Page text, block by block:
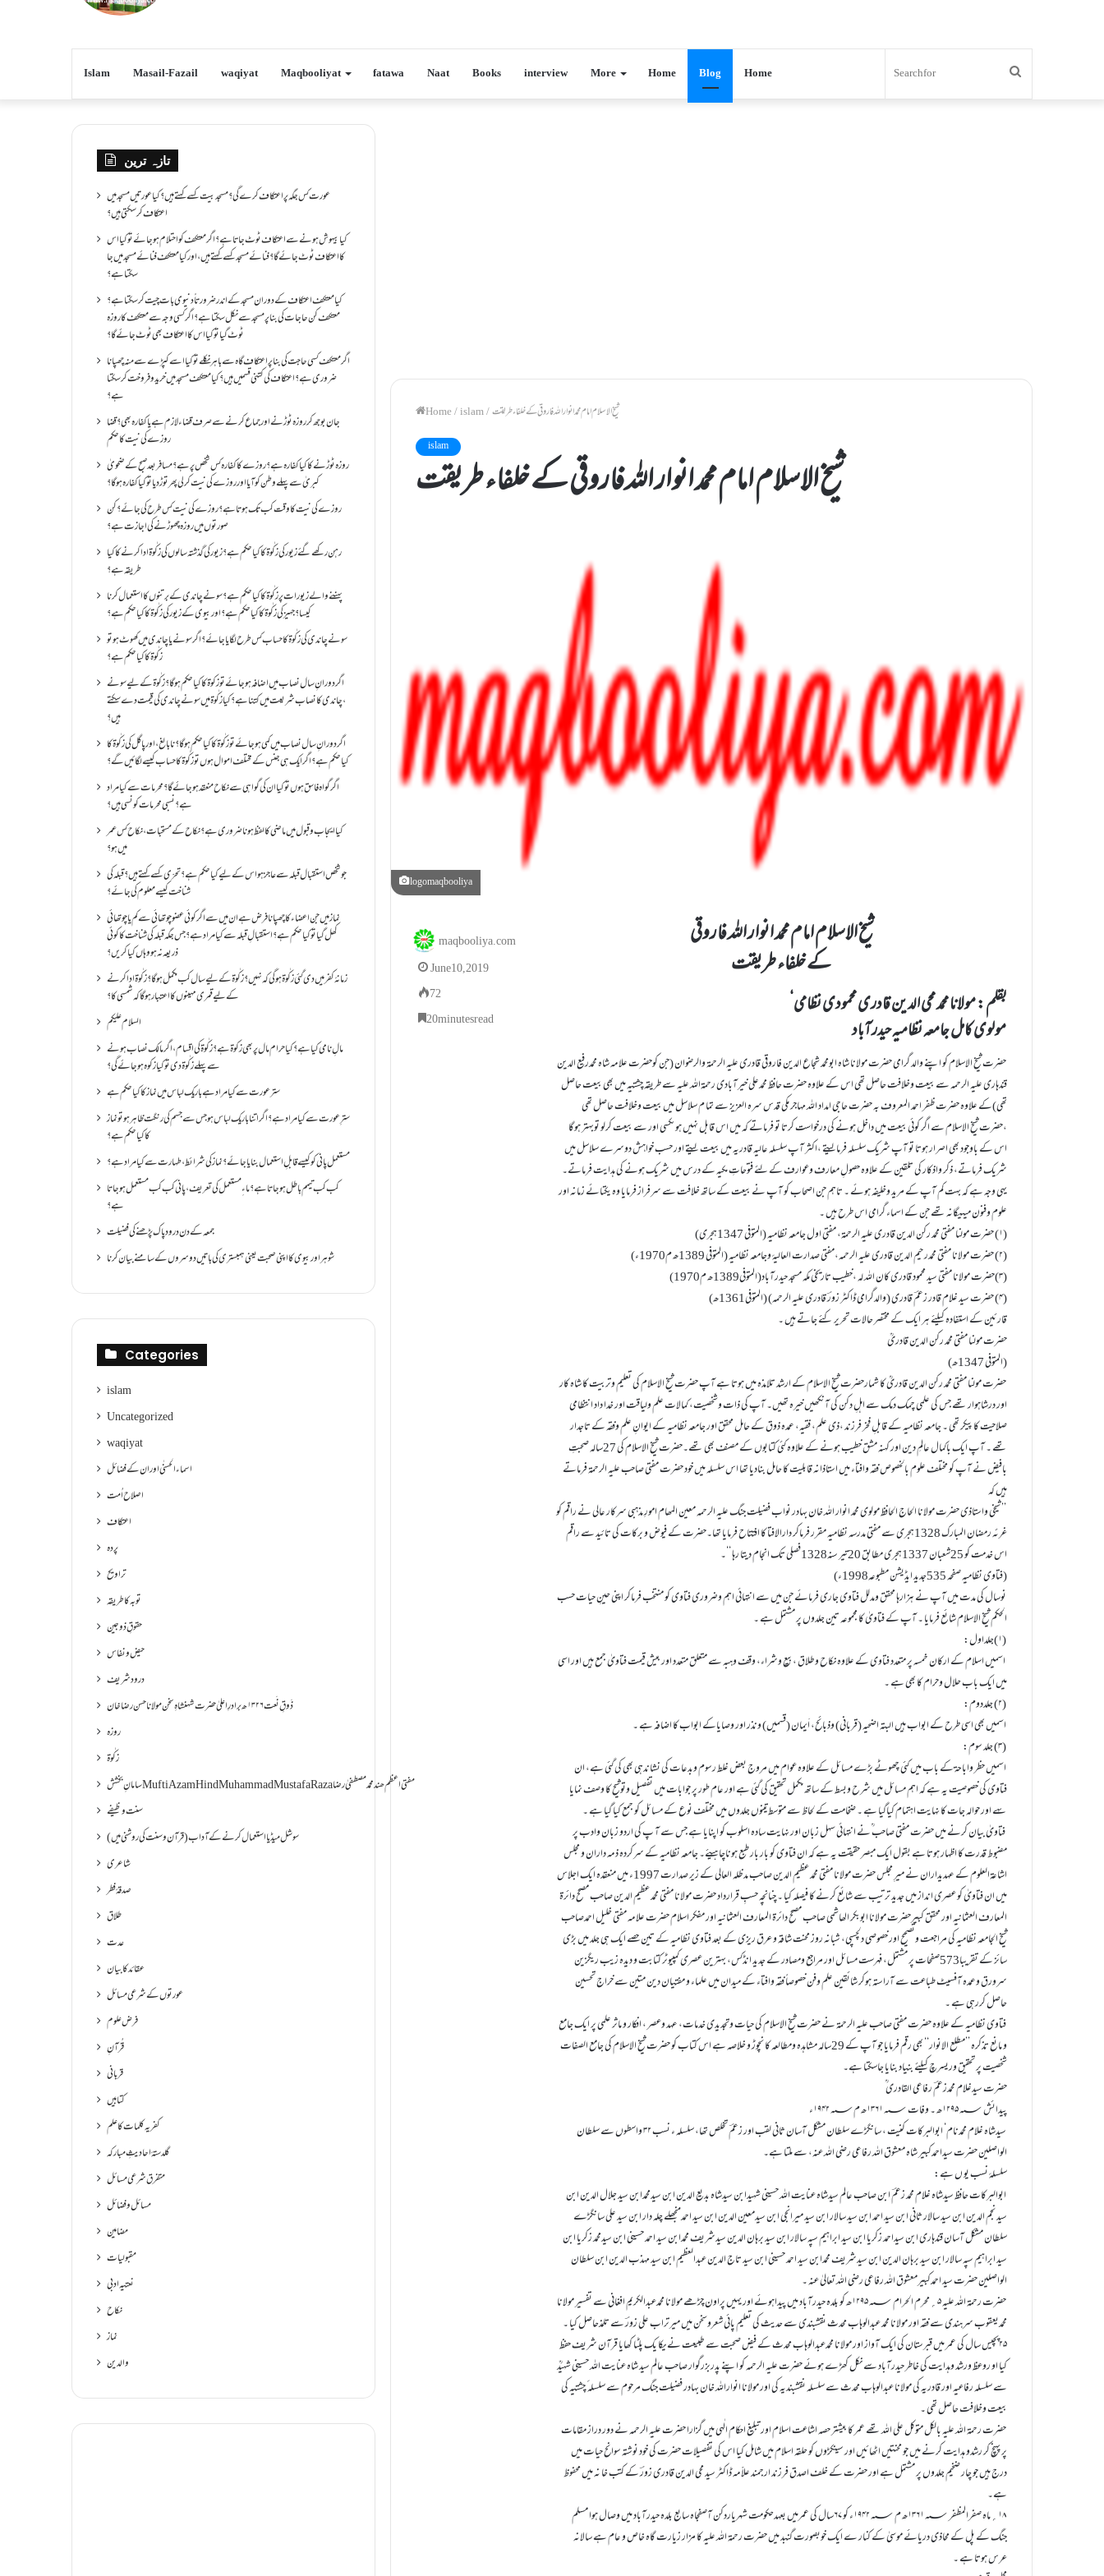
Islam Masail-Fazail waqiyat Maqbooliyat fatawa Naat Books interview More Home Blog Home
Home/islam/شیخ الاسلام امام محمد انوار اللہ فاروقی کے خلفاء طریقت
islam
شیخ الاسلام امام محمد انوار اللہ فاروقی کے خلفاء طریقت
logomaqbooliya
شیخ الاسلام امام محمد انوار اللہ فاروقی
کے خلفاء طریقت
بقلم : مولانا محمد محی الدین قادری محمودی نظامی‘
مولوی کامل جامعہ نظامیہ حیدرآباد
حضرت شیخ الاسلام کو اپنے والد گرامی حضرت مولانا شاہ ابومحمد شجاع الدین فاروقی قادری علیہ الرحمۃ والرضوان (جن کوحضرت علامہ شاہ محمدرفیع الدین
قندہاری علیہ الرحمہ سے بیعت وخلافت حاصل تھی اس کے علاوہ حضرت حافظ محمدعلی خیرآبادی رحمۃاللہ علیہ سے طریقہ چشتیہ میں بھی بیعت حاصل
تھی)کے علاوہ حضرت ظفر احمد المعروف بہ حضرت حاجی امداد اللہ مہاجر مکی قدس سرہ العزیز سے تما م سلاسل میں بیعت وخلافت حاصل تھی
،حضرت شیخ الاسلام سے اگر کوئی بیعت میں داخل ہونے کی درخواست کرتا تو فرماتے کہ میں اس قابل نہیں ہوںکسی اور سے بیعت کرلو توبہتر ہوگا
اس کے باوجود بھی اصرار ہوتا تو آپ شریک سلسلہ فرمالیتے ،اکثر آپ سلسلہ عالیہ قادریہ میں بیعت لیتے اور حسب خواہش دوسرے سلاسل میں
شریک فرماتے، ذکر واذکار کی تلقین کے علاوہ حصولِ معارف وعوارف کے لئے فتوحاتِ مکیہ کے درس میں شریک ہونے کی ہدایت فرماتے۔
یہی وجہ ہے کہ بہت کم آپ کے مرید وخلیفہ ہوئے ۔ تاہم جن اصحاب کو آپ نے بیعت کے ساتھ خلافت سے سرفراز فرمایا وہ یکتائے زمانہ اور
علوم وفنون میںیگانہ تھے جن کے اسماء گرامی اس طرح ہیں ۔
(۱) حضرت مولنا مفتی محمد رکن الدین قادری علیہ الرحمۃ، مفتی اول جامعہ نظامیہ (المتوفی 1347ہجری)
(۲) حضرت مولانا مفتی محمدرحیم الدین قادری علیہ الرحمہ،مفتی صدارت العالیۂ وجامعہ نظامیہ (المتوفی 1389ھ م1970ء)
(۳)حضرت مولانا مفتی سید محمود قادری کان اللہ لہ ،خطیب تاریخی مکہ مسجد حیدرآباد(المتوفی1389ھ م1970)
(۴) حضرت سید غلام قادر زعمؔ قادری (والدگرامی ڈاکٹر زورؔ قادری علیہ الرحمہ) (المتوفی1361ھ)
قارئین کے استفادہ کیلئے ہر ایک کے مختصر حالات تحریر کئے جاتے ہیں ۔
حضرت مولنا مفتی محمد رکن الدین قادریؒ
(المتوفی 1347ھ)
حضرت مولنا مفتی محمد رکن الدین قادریؒ کا شمارحضرت شیخ الاسلام کے ارشد تلامذہ میں ہوتا ہے آپ حضرت شیخ الاسلام کی تعلیم وتربیت کا شاہ کار
اور درشاہوار تھے جس کی علمی چمک دمک سے اہلِ دکن کی آنکھیں خیرہ تھیں۔ آپ کی ذات وشخصیت، کمالات علم ولیاقت اور خدا داد انتظامی
صلاحیت کا پیکر تھی ۔ جامعہ نظامیہ کے قابلِ فخر فرزند ،ذی علم، فقیہ، عمدہ ذوق کے حامل محقق اور جامعہ نظامیہ کے ایوانِ علم وفقہ کے تاجدار
تھے ۔ آپ ایک باکمال عالمِ دین اور کہنہ مشق خطیب ہونے کے علاوہ کئی کتابوں کے مصنف بھی تھے۔حضرت شیخ الاسلام کی 27سالہ صحبتِ
بافیض نے آپ کو مختلف علوم بالخصوص فقہ وافتاء میں استاذانہ قابلیت کا حامل بنادیا تھا اس سلسلہ میں خود حضرت مفتی صاحب علیہ الرحمۃ فرماتے
ہیں کہ
’’ شیخی واستاذی حضرت مولانا الحاج الحافظ مولوی محمد انوار اللہ خان بہادر نواب فضیلت جنگ علیہ الرحمہ معین المھام امورِ مذہبی سرکار عالی نے راقم کو
غرئہ رمضان المبارک 1328ہجری سے مفتی مدرسہ نظامیہ مقرر فرماکر دارالافتا کا افتتاح فرمایا تھا۔حضرت کے فیوض و برکات کی تائید سے راقم
اس خدمت کو 25شعبان 1337ہجری مطابق 20تیر سنہ1328فصلی تک انجام دیتا رہا ‘‘۔
(فتاوی نظامیہ صفحہ 535جدید ایڈیشن مطبوعہ1998ء)
نوسال کی مدت میں آپ نے ہزارہا محقق ومدلل فتاوی جاری فرمائے جن میں سے انتہائی اہم وضروری فتاوی کو منتخب فرماکر اپنی حینِ حیات حسب
الحکم شیخ الاسلام شائع فرمایا ۔ آپ کے فتاویٰ کا مجموعہ تین جلدوں پر مشتمل ہے ۔
(۱)جلداول:
اسمیں اسلام کے ارکان خمسہ پر متعدد فتاوی کے علاوہ نکاح وطلاق ،بیع وشراء، وقف وہبہ سے متعلق متعدد اور بیش قیمت فتاویٰ جمع ہیں اور اسی
میں ایک باب حلال وحرام کا بھی ہے ۔
(۲) جلددوم:
اسمیں بھی اسی طرح کے ابواب ہیں البتہ اضحیہ (قربانی) وذبائح، اَیمان (قسمیں) ونذر اور وصایاکے ابواب کا اضافہ ہے ۔
(۳) جلد سوم:
اسمیں حظر واباحۃ کے باب میں کئی چھوٹے بڑے مسائل کے علاوہ عوام میں مروج بعض غلط رسوم وبدعات کی نشاندہی بھی کی گئی ہے، ان
فتاوی کی خصوصیت یہ ہے کہ اہم مسائل میں شرح وبسط کے ساتھ مکمل تحقیق کی گئی ہے اور عام طور پر جوابات میں تفصیل وتوشیح کا وصف نمایا
ںہے اور حوالہ جات کا نہایت اہتمام کیاگیا ہے ۔ ضخامت کے لحاظ سے متوسط تینوں جلدوں میں مختلف نوع کے مسائل کو جمع کیا گیا ہے ۔
فتاویٰ بیان کرنے میں حضرت مفتی صاحب ؒنے انتہائی سہل زبان اور نہایت سادہ اسلوب کو اپنایا ہے جس سے آ پ کی اردو زبان وادب پر
مضبوط قدرت کا اظہار ہوتا ہے بقول ایک مبصر حقیقت یہ ہے کہ ان فتاوی کو بار بار طبع ہوناچاہیئے۔ جامعہ نظامیہ کے سرکردہ ذمہ داران و مجلس
اشاعۃالعلوم کے عہدیداران نے میرِ مجلس حضرت مولانا مفتی محمد عظیم الدین صاحب مدظلہ العالی کے زیر صدارت 1997ء میں منعقدہ ایک اجلاس
میں ان فتاویٰ کو عصری انداز میں جدید ترتیب سے شائع کرنے کا فیصلہ کیا ۔ چنانچہ حسبِ قرارداد حضرت مولانا مفتی محمد عظیم الدین صاحب مصحح دائرۃ
المعارف العثمانیہ اور محقق کبیرحضرت مولانا ابوبکر الھاشمی صاحب مصحح دائرۃ المعارف العثمانیہ اور مفکر اسلام حضرت علامہ مفتی خلیل احمدصاحب
شیخ الجامعہ نظامیہ کی مراجعت وتصحیح اور خصوصی دلچسپی، شبانہ روز محنت شاقہ و عرق ریزی کے بعد فتاوی نظامیہ کے تین حصے ایک ہی جلد میں بڑی
سائز کے تقریبا573صفحات پر مشتمل، فہرست مسائل اور مراجع ومصادر کے جدید انڈکس، بہترین عصری کمپیوٹر کتابت و دیدہ زیب ریگزین
سرورق وعمدہ آفسیٹ طباعت سے آراستہ ہوکر شائقین علم وفن خصوصاً فقہ وافتاء کے میدان میں علماء و مفتیان دین متین سے خراج تحسین
حاصل کررہی ہے ۔
فتاوی نظامیہ کے علاوہ حضرت مفتی صاحب علیہ الرحمۃ نے حضرت شیخ الاسلام کی حیات وتجدیدی خدمات، عہد وعصر ، افکار و ماثر علمی پر ایک جامع
و مانع تذکرہ ’’مطلع الانوار‘‘ بھی رقم فرمایا جو آپ کے 29سالہ مشاہدہ ومطالعہ کا نچوڑ و خلاصہ ہے اس کتاب کو حضرت شیخ الاسلام کی جامع الصفات
شخصیت پر تحقیق وریسرچ کیلئے بنیاد بنایا جاسکتا ہے۔
حضرت سیدغلام محمدزعمؔ رفاعی القادری ؒ
پیدائش ۱۲۹۵؁ھ ۔ وفات ۱۳۶۱؁ھ م۱۹۴۲؁ء
سیدشاہ غلام محمدنام‘ ابوالبرکات کنیت ، سانگڑے سلطان مشکل آسان ثانی لقب اور زعمؔ تخلص تھا، سلسلہ ء نسب ۳۲ واسطوں سے سلطان
الواصلین حضرت سیداحمدکبیر شاہ معشوق اللہ رفاعی رضی اللہ عنہ، سے ملتا ہے۔
سلسلۂ نسب یو ں ہے:
ابوالبرکات حافظ سیدشاہ غلام محمد زعمؔ ابن صاحب عالم سیدشاہ عنایت اللہ حسینی شہیدابن سیدشاہ بدیع الدین ابن سیدمحمدابن سید جلال الدین ابن
سید نجم الدین ابن سید سالار ثانی ابن سید احمد ابن سید سالار ابن سید میرانجی ابن سیدمعین الدین ابن سید احمدمنجھلے چلہ دار ابن سید علی سانگڑے
سلطان مشکل آسان قندہاری ابن سیداحمد زکریا ابن سید ابراہیم سپہ سالار ابن سید برہان الدین سیدشریف محمدابن سید احمد حسینی ابن سیدمحمد زکریا ابن
سید ابراہیم سپہ سالار ابن سید برہان الدین ابن سیدشریف محمدابن سید احمد حسینی ابن سید تاج الدین عبدالعظیم ابن سید مہذب الدین ابن سلطان
الواصلین حضرت سید احمدکبیرمعشوق اللہ رفاعی رضی اللہ تعالیٰ عنہ ۔
حضرت رحمۃ اللہ علیہ ۵؍محرم الحرام ۱۲۹۵؁ھ کو بلدہ حیدرآباد میں پیداہوئے اور یہیں پراون چڑھے مولانا محمدعبدالکریم افغانی سے تفسیر مولانا
محمدیعقوب سرہندی سے فقہ اور مولانا محمد عبدالوہاب محدث نقشبندی سے حدیث کی تعلیم پائی شعروسخن میں میرتراب علی زورؔ سے تلمذحاصل کیا ۔
۲۵پچیس سال کی عمر میں قبرستان کی ایک آواز اور مولانا محمدعبدالوہاب محدث کے فیض صحبت سے طبیعت نے یکا یک پلٹا کھایا قرآن شریف حفظ
کیا او روعظ ورشد وہدایت کی خاطر حیدرآباد سے نکل کھڑے ہوئے حضرت علیہ الرحمہ کو اپنے پدربزرگوار صاحب عالم سید شاہ عنایت اللہ حسینی شہیدؒ
سے سلسلہ رفاعیہ اور قادریہ کی مولانا عبدالوہاب محدث سے سلسلہ نقشبندیہ کی اور مولانا انواراللہ خان بہادر فضیلت جنگ مرحوم سے سلسلہ ٔ چشتیہ کی
بیعت وخلافت حاصل تھی ۔
حضرت رحمۃ اللہ علیہ بالکل متوکل علی اللہ تھے عمر کا بیشتر حصہ اشاعت اسلام اور تبلیغ احکام الٰہی میں گزارا حضرت علیہ الرحمہ نے دور دراز مقامات
پر پہنچ کر رشدو ہدایت کرنے میں جو محنتیں اٹھائیں اور سینکڑوں کو حلقہ اسلام میں شامل کیا اس کی تفصیلات حضرت کی خود نوشتہ سوانح حیات میں
درج ہیں جو چار ضخیم جلدوں پر مشتمل ہے اور حضرت کے خلف اصدق فرزند ارجمند علاّمہ ڈاکٹر سید محی الدین قادری زورؔ کے کتب خا نہ میں محفوظ
ہے۔
۱۸؍ماہ صفرالمظفر ۱۳۶۱؁ھ م ۱۹۴۲؁ء کو ۶۷سال کی عمرمیں بعہدحکومت شہریاردکن آصفجاہ سابع بلدہ حیدرآباد میں وصال ہوا مسلم
جنگ کے پل کے محاذی دریائے موسیٰ کے کنار ے ایک خوبصورت گنبد میں حضرت رحمۃ اللہ علیہ کا مزار زیارت گاہ خاص و عام ہے سالانہ
عرس ہوتا ہے ۔
maqbooliya.com
June 10, 2019
72
20 minutes read
تازہ ترین
عورت کس جگہ پر اعتکاف کرے گی؟مسجد بیت کسے کہتے ہیں؟کیا عورتیں مسجد میں
اعتکاف کر سکتی ہیں؟
کیا بیہوش ہونے سے اعتکاف ٹوٹ جاتا ہے؟ اگر معتکف کو احتلام ہو جائے تو کیا اس
کا اعتکاف ٹوٹ جائے گا؟فنائے مسجد کسے کہتے ہیں ، اور کیا معتکف فنائے مسجد میں جا
سکتا ہے؟
کیا معتکف اعتکاف کے دوران مسجد کے اندر ضرورتاً دنیوی بات چیت کر سکتا ہے؟
معتکف کن حاجات کی بنا پر مسجد سے نکل سکتا ہے؟ اگر کسی وجہ سے معتکف کا روزہ
ٹوٹ گیا تو کیا اس کا اعتکاف بھی ٹوٹ جائے گا؟
اگر معتکف کسی حاجت کی بنا پر اعتکاف گاہ سے باہر نکلے تو کیا اسے کپڑے سے منہ چھپانا
ضروری ہے؟اعتکاف کی کتنی قسمیں ہیں؟کیا معتکف مسجد میں خرید و فروخت کر سکتا
ہے؟
جان بوجھ کر روزہ ٹوڑنے اور جماع کرنے سے صرف قضاء لازم ہے یا کفارہ بھی؟ قضا
روزے کی نیت کا حکم
روزہ ٹوڑنے کا کیا کفارہ ہے؟روزے کا کفارہ کس شخص پر ہے؟ مسافر بعد صبح کے ضحویٰ
کبریٰ سے پہلے وطن کو آیا اور روزے کی نیت کر لی پھر توڑ دیا تو کیا کفارہ ہو گا؟
روزے کی نیت کا وقت کب تک ہوتا ہے؟ روزے کی نیت کس طرح کی جائے؟ کن
صورتوں میں روزہ چھوڑنے کی اجازت ہے؟
رہن رکھے گئے زیور کی زکٰوۃ کا کیا حکم ہے؟زیور کی گذشتہ سالوں کی زکٰوۃ ادا کرنے کا کیا
طریقہ ہے؟
پہننے والے زیورات پر زکٰوۃ کا کیا حکم ہے؟ سونے چاندی کے برتنوں کا استعمال کرنا
کیسا؟ جہیز کی زکٰوۃ کا کیا حکم ہے؟ اور بیوی کے زیور کی زکٰوۃ کا کیا حکم ہے؟
سونے چاندی کی زکٰوۃ کا حساب کس طرح لگایا جائے؟ اگر سونے یا چاندی میں کھوٹ ہو تو
زکٰوۃ کا کیا حکم ہے؟
اگر دورانِ سال نصاب میں اضافہ ہو جائے تو زکوۃ کا کیا حکم ہو گا؟ زکٰوۃ کے لیے سونے
،چاندی کا نصاب شریعت میں کتنا ہے؟ کیا زکٰوۃ میں سونے چاندی کی قیمت دے سکتے
ہیں؟
اگر دورانِ سال نصاب میں کمی ہو جائے تو زکٰوۃ کا کیا حکم ہو گا؟ نا بالغ ، اور پاگل کی زکٰوۃ کا
کیا حکم ہے؟ اگر ایک ہی جنس کے مختلف اموال ہوں تو زکٰوۃ کا حساب کیسے لگائیں گے؟
اگر گواہ فاسق ہوں تو کیا ان کی گواہی سے نکاح منعقد ہو جائے گا؟ محرمات سے کیا مراد
ہے؟ نسبی محرمات کونسی ہیں؟
کیا ایجاب و قبول میں ماضی کا لفظ ہونا ضروری ہے؟ نکاح کے مستحبات، نکاح کس عمر
میں ہو؟
جو شخص استقبال قبلہ سے عاجز ہو اس کے لیے کیا حکم ہے؟ تحرّی کسے کہتے ہیں؟ قبلہ کی
شناخت کیسے معلوم کی جائے؟
نماز میں جن اعضاء کا چھپانا فرض ہے ان میں سے اگر کوئی عضو چوتھائی سے کم یا چوتھائی
کھل گیا تو کیا حکم ہے؟استقبالِ قبلہ سے کیا مراد ہے؟جس جگہ قبلہ کی شناخت کا کوئی
ذریعہ نہ ہو وہاں کیا کریں؟
زمانۂ کفر میں دی گئی زکٰوۃ ہو گی کہ نہیں؟زکٰوۃ کے لیے سال کب مکمل ہو گا؟زکٰوۃ ادا کرنے
کے لیے قمری مہینوں کا اعتبار ہو گا کہ شمسی کا؟
السلام علیکم
مالِ نامی کیا ہے؟ کیا حرام مال پر بھی زکوۃ ہے؟ زکٰوۃ کی اقسام ،اگر مالک نصاب ہونے
سے پہلے زکٰوۃ دی تو کیا زکوه ہو جائےگی؟
ستر عورت سے کیا مراد ہے باریک لباس میں نماز کا کیا حکم ہے
سترِ عورت سے کیا مراد ہے؟اگر اتنا باریک لباس ہو جس سے جسم کی رنگت ظاہر ہو تو نماز
کا کیا حکم ہے؟
مستعمل پانی کو کیسے قابلِ استعمال بنایا جائے؟ نماز کی شرائط ،طہارت سے کیا مراد ہے؟
کب کب تیمم باطل ہو جاتا ہے؟ ماءِ مستعمل کی تعریف ،پانی کب کب مستعمل ہو جاتا
ہے؟
جمعہ کے دن درود پاک پڑھنے کی فضیلت
شوہر اور بیوی کا اپنی صحبت یعنی ہمبستری کی باتیں دوسروں کے سامنے بیان کرنا
Categories
islam
Uncategorized
waqiyat
اسماءالحسنٰی اور ان کے فضائل
اصلاح اُمت
اعتکاف
پردہ
تراویح
توبہ کا طریقہ
حقوقِ ذوجین
حیض و نفاس
درود شریف
ذَوقِ نَعت ۱۳۲۶ھ برادرِ اعلیٰ حضرت شہنشاہِ سخن مولانا حسن رضا خان
روزہ
زکٰوۃ
سامانِ بخشش Mufti Azam Hind Muhammad Mustafa Raza مفتی اعظم ھند محمد مصطفیٰ رضا
سنت وظیفے
سوشل میڈیا استعمال کرنے کے آداب (قرآن و سنت کی روشنی میں)
شاعری
صدقۂ فطر
طلاق
عدت
عقائد کا بیان
عورتوں کے شرعی مسائل
فرض علوم
قُرآنِ
قربانی
کتابیں
کفریہ کلمات کا علم
گلدستۂ احادیثِ مبارکہ
متفرق شرعی مسائل
مسائل و فضائل
مضامین
مقبولیات
نعتیہ ادبی
نکاح
نماز
والدین